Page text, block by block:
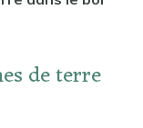
de terre